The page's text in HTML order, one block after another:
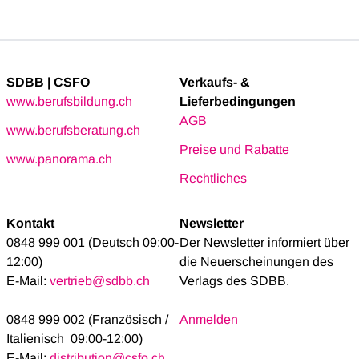
SDBB | CSFO
www.berufsbildung.ch
www.berufsberatung.ch
www.panorama.ch
Verkaufs- &
Lieferbedingungen
AGB
Preise und Rabatte
Rechtliches
Kontakt
0848 999 001 (Deutsch 09:00-
12:00)
E-Mail: vertrieb@sdbb.ch
0848 999 002 (Französisch /
Italienisch 09:00-12:00)
Newsletter
Der Newsletter informiert über
die Neuerscheinungen des
Verlags des SDBB.
Anmelden